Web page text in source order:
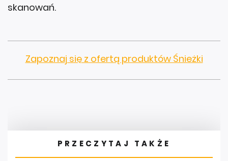
skanowań.
Zapoznaj się z ofertą produktów Śnieżki